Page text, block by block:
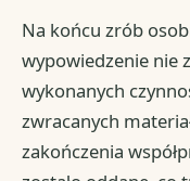
Na końcu zrób
wypowiedzenie nie
wykonanych
zwracanych
zakończenia